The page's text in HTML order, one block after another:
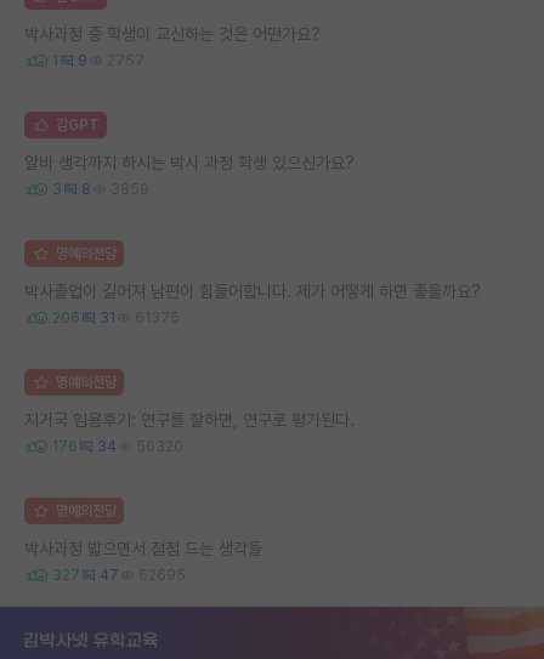
박사과정 중 학생이 교신하는 것은 어떤가요?
1 9 2757
김GPT
알바 생각까지 하시는 박사 과정 학생 있으신가요?
3 8 3859
명예의전당
박사졸업이 길어져 남편이 힘들어합니다. 제가 어떻게 하면 좋을까요?
206 31 61375
명예의전당
지거국 임용후기: 연구를 잘하면, 연구로 평가된다.
176 34 56320
명예의전당
박사과정 밟으면서 점점 드는 생각들
327 47 62695